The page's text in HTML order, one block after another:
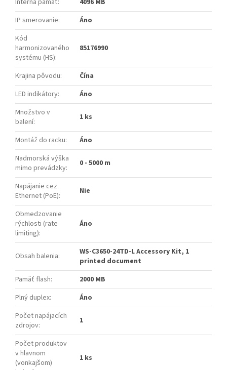
IP smerovanie:
Áno
Kód
harmonizovaného
systému (HS):
85176990
Krajina pôvodu:
Čína
LED indikátory:
Áno
Množstvo v
balení: 1 ks
Montáž do racku:
Áno
Nadmorská výška
mimo prevádzky: 0 - 5000 m
Napájanie cez
Ethernet (PoE): Nie
Obmedzovanie
rýchlosti (rate
limiting):
Áno
Obsah balenia:
WS-C3650-24TD-L Accessory Kit, 1
printed document
Pamäť flash:
2000 MB
Plný duplex:
Áno
Počet napájacích
zdrojov: 1
Počet produktov
v hlavnom
(vonkajšom)
1 ks